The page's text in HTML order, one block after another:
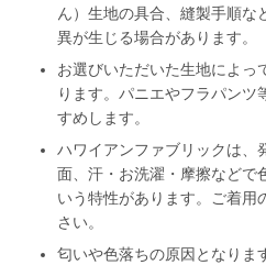
ん）生地の具合、縫製手順な
異が生じる場合があります。
お選びいただいた生地によっ
ります。パニエやフラパンツ
すめします。
ハワイアンファブリックは、
面、汗・お洗濯・摩擦などで
いう特性があります。ご着用
さい。
匂いや色落ちの原因となりま